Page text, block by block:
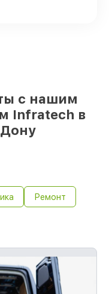
с нашим
Infratech в
Ремонт